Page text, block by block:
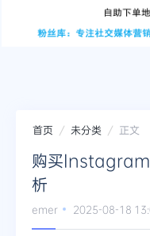
首页 未分类 正文
购买Instagram
析
emer 2025-08-18